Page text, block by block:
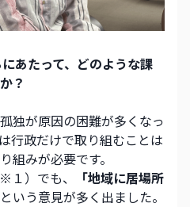
あたって、どのような課
？
独が原因の困難が多くなっ
行政だけで取り組むことは
組みが必要です。
１）でも、
「地域に居場所
いう意見が多く出ました。